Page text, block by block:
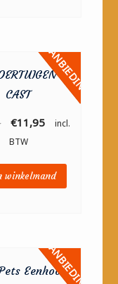
AANBIEDING!
DIE
CAST
€11,95
incl.
BTW
winkelmand
AANBIEDING!
Eenhoorn